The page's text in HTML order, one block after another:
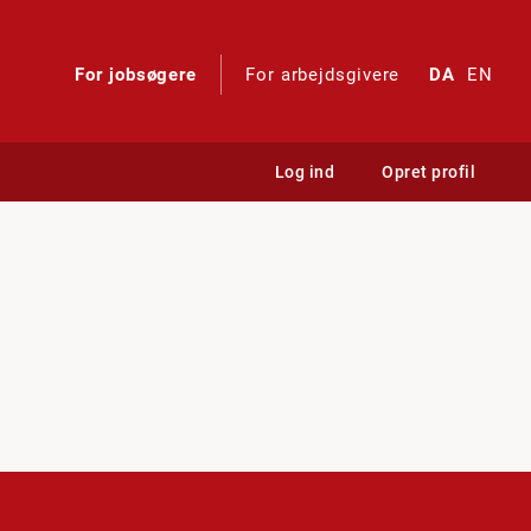
For jobsøgere For arbejdsgivere DA EN
Log ind Opret profil